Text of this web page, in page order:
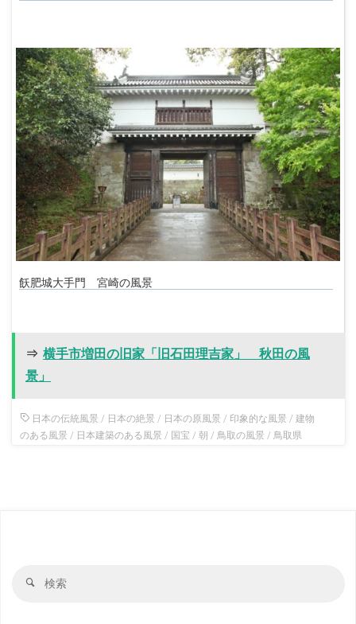
飫肥城大手門 宮崎の風景
⇒ 横手市増田の旧家「旧石田理吉家」 秋田の風
景」
日本の伝統風景 / 日本の絶景 / 日本の原風景 / 印象的な風景 / 建物
のある風景 / 日本建築のある風景 / 国宝 / 朝 / 鳥取の風景 / 鳥取県
検